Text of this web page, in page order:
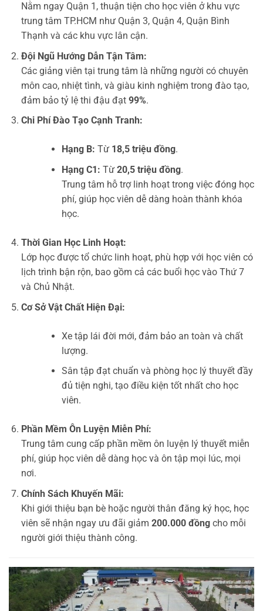
Nằm ngay Quận 1, thuận tiện cho học viên ở khu vực
trung tâm TP.HCM như Quận 3, Quận 4, Quận Bình
Thạnh và các khu vực lân cận.
Đội Ngũ Hướng Dẫn Tận Tâm:
Các giảng viên tại trung tâm là những người có chuyên
môn cao, nhiệt tình, và giàu kinh nghiệm trong đào tạo,
đảm bảo tỷ lệ thi đậu đạt 99%.
Chi Phí Đào Tạo Cạnh Tranh:
Hạng B: Từ 18,5 triệu đồng.
Hạng C1: Từ 20,5 triệu đồng.
Trung tâm hỗ trợ linh hoạt trong việc đóng học
phí, giúp học viên dễ dàng hoàn thành khóa
học.
Thời Gian Học Linh Hoạt:
Lớp học được tổ chức linh hoạt, phù hợp với học viên có
lịch trình bận rộn, bao gồm cả các buổi học vào Thứ 7
và Chủ Nhật.
Cơ Sở Vật Chất Hiện Đại:
Xe tập lái đời mới, đảm bảo an toàn và chất
lượng.
Sân tập đạt chuẩn và phòng học lý thuyết đầy
đủ tiện nghi, tạo điều kiện tốt nhất cho học
viên.
Phần Mềm Ôn Luyện Miễn Phí:
Trung tâm cung cấp phần mềm ôn luyện lý thuyết miễn
phí, giúp học viên dễ dàng học và ôn tập mọi lúc, mọi
nơi.
Chính Sách Khuyến Mãi:
Khi giới thiệu bạn bè hoặc người thân đăng ký học, học
viên sẽ nhận ngay ưu đãi giảm 200.000 đồngcho mỗi
người giới thiệu thành công.